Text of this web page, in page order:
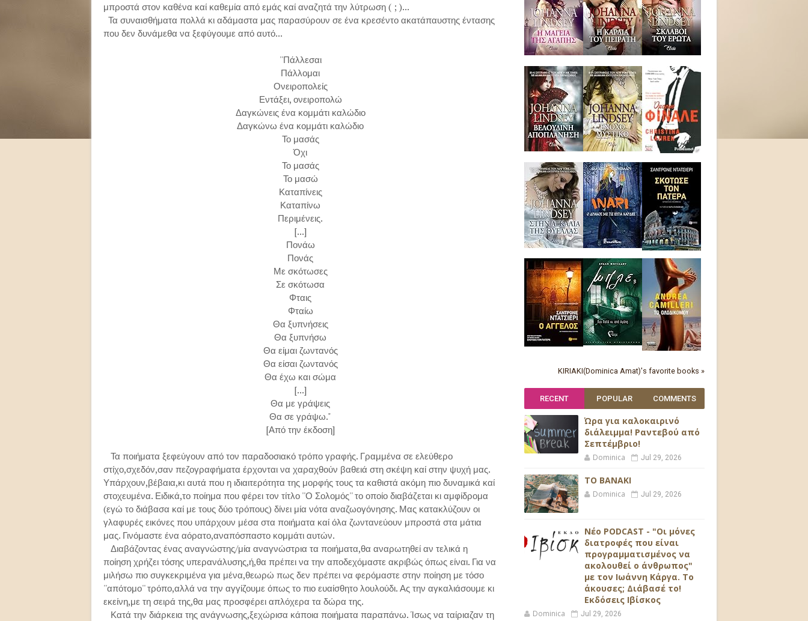
μπροστά στον καθένα καί καθεμία από εμάς καί αναζητά την λύτρωση ( ; )...
Τα συναισθήματα πολλά κι αδάμαστα μας παρασύρουν σε ένα κρεσέντο ακατάπαυστης έντασης
που δεν δυνάμεθα να ξεφύγουμε από αυτό...
''Πάλλεσαι
Πάλλομαι
Ονειροπολείς
Εντάξει, ονειροπολώ
Δαγκώνεις ένα κομμάτι καλώδιο
Δαγκώνω ένα κομμάτι καλώδιο
Το μασάς
Όχι
Το μασάς
Το μασώ
Καταπίνεις
Καταπίνω
Περιμένεις.
[...]
Πονάω
Πονάς
Με σκότωσες
Σε σκότωσα
Φταις
Φταίω
Θα ξυπνήσεις
Θα ξυπνήσω
Θα είμαι ζωντανός
Θα είσαι ζωντανός
Θα έχω και σώμα
[...]
Θα με γράψεις
Θα σε γράψω."
[Από την έκδοση]
Τα ποιήματα ξεφεύγουν από τον παραδοσιακό τρόπο γραφής. Γραμμένα σε ελεύθερο
στίχο,σχεδόν,σαν πεζογραφήματα έρχονται να χαραχθούν βαθειά στη σκέψη καί στην ψυχή μας.
Υπάρχουν,βέβαια,κι αυτά που η ιδιαιτερότητα της μορφής τους τα καθιστά ακόμη πιο δυναμικά καί
στοχευμένα. Ειδικά,το ποίημα που φέρει τον τίτλο ''Ο Σολομός'' το οποίο διαβάζεται κι αμφίδρομα
(εγώ το διάβασα καί με τους δύο τρόπους) δίνει μία νότα αναζωογόνησης. Μας κατακλύζουν οι
γλαφυρές εικόνες που υπάρχουν μέσα στα ποιήματα καί όλα ζωντανεύουν μπροστά στα μάτια
μας. Γινόμαστε ένα αόρατο,αναπόσπαστο κομμάτι αυτών.
Διαβάζοντας ένας αναγνώστης/μία αναγνώστρια τα ποιήματα,θα αναρωτηθεί αν τελικά η
ποίηση χρήζει τόσης υπερανάλυσης,ή,θα πρέπει να την αποδεχόμαστε ακριβώς όπως είναι. Για να
μιλήσω πιο συγκεκριμένα για μένα,θεωρώ πως δεν πρέπει να φερόμαστε στην ποίηση με τόσο
''απότομο'' τρόπο,αλλά να την αγγίζουμε όπως το πιο ευαίσθητο λουλούδι. Ας την αγκαλιάσουμε κι
εκείνη,με τη σειρά της,θα μας προσφέρει απλόχερα τα δώρα της.
Κατά την διάρκεια της ανάγνωσης,ξεχώρισα κάποια ποιήματα παραπάνω. Ίσως να ταίριαζαν τη
KIRIAKI(Dominica Amat)'s favorite books »
RECENT POPULAR COMMENTS
Ώρα για καλοκαιρινό
διάλειμμα! Ραντεβού από
Σεπτέμβριο!
Dominica Jul 29, 2026
ΤΟ ΒΑΝΑΚΙ
Dominica Jul 29, 2026
Νέο PODCAST - "Οι μόνες
διατροφές που είναι
προγραμματισμένος να
ακολουθεί ο άνθρωπος"
με τον Ιωάννη Κάργα. Το
άκουσες; Διάβασέ το!
Εκδόσεις Ιβίσκος
Dominica Jul 29, 2026